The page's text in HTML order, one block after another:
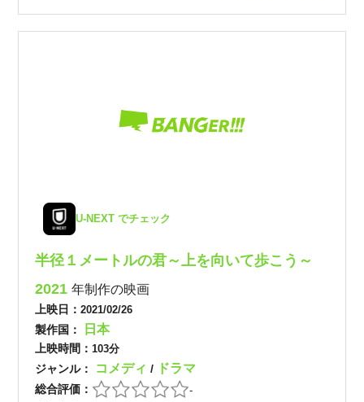
U-NEXT でチェック
半径１メートルの君～上を向いて歩こう～
2021年制作の映画
上映日：2021/02/26
製作国： 日本
上映時間：103分
ジャンル： コメディ/ ドラマ
総合評価： -